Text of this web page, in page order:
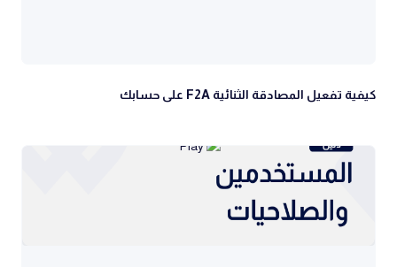
كيفية تفعيل المصادقة الثنائية F2A على حسابك